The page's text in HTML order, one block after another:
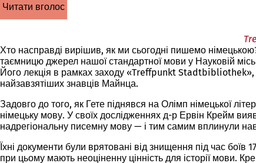
читати вголос
Хто насправді вирішив, як ми сьогодні пишемо
таємницю джерел нашої стандартної мови у Науковій
Його лекція в рамках заходу «Treffpunkt Stadtbibliothek»,
найзавзятіших знавців Майнца.
Задовго до того, як Гете піднявся на Олімп німецької
німецьку мову. У своїх дослідженнях д-р Ервін Крейм
надрегіональну писемну мову — і тим самим вплинули
Їхні документи були врятовані від знищення під час
при цьому мають неоціненну цінність для історії мови.